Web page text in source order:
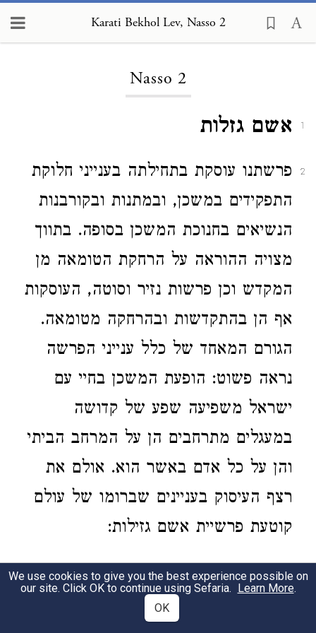
Karati Bekhol Lev, Nasso 2
Nasso 2
1 אשם גזלות
2
פרשתנו עוסקת בתחילתה בענייני חלוקת
התפקידים במשכן, ובמתנות ובקורבנות
הנשיאים בחנוכת המשכן בסופה. בתווך
מצויה ההוראה על הרחקת הטומאה מן
המקדש וכן פרשות נזיר וסוטה, העוסקות
אף הן בהתקדשות ובהרחקה מטומאה.
הגורם המאחד של כלל ענייני הפרשה
נראה פשוט: הופעת המשכן בחיי עם
ישראל משפיעה שפע של קדושה
במעגלים מתרחבים הן על המרחב הביתי
והן על כל אדם באשר הוא. אולם את
רצף העיסוק בעניינים שברומו של עולם
קוטעת פרשיית אשם גזילות:
3
דַּבֵּר אֶל בְּנֵי יִשְׂרָאֵל אִישׁ אוֹ אִשָּׁה כִּי יַעֲשׂוּ מִכָּל
חַטֹּאת הָאָדָם לִמְעֹל מַעַל בַּה' וְאָשְׁמָה הַנֶּפֶשׁ
We use cookies to give you the best experience possible on
our site. Click OK to continue using Sefaria. Learn More.
OK